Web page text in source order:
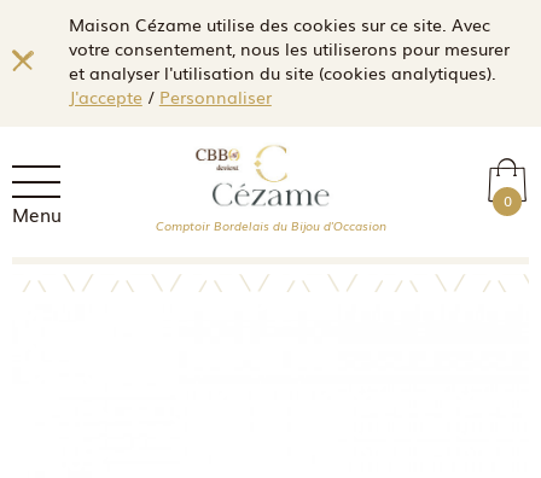
Maison Cézame utilise des cookies sur ce site. Avec
votre consentement, nous les utiliserons pour mesurer
et analyser l'utilisation du site (cookies analytiques).
J'accepte/ Personnaliser
Menu 0
Comptoir Bordelais du Bijou d'Occasion